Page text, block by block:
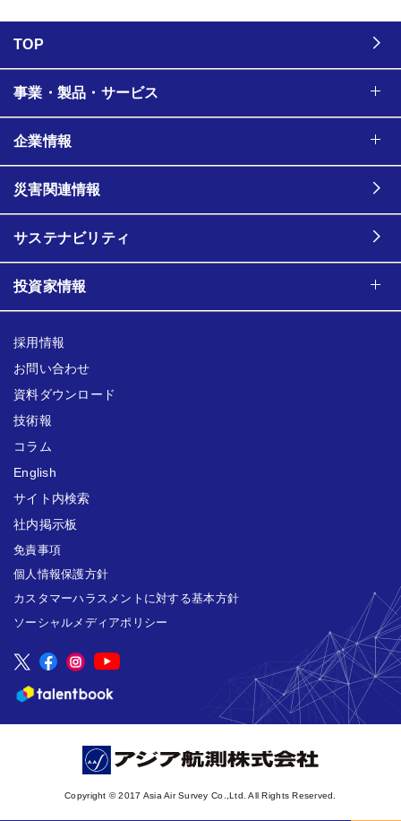
TOP
事業・製品・サービス
企業情報
災害関連情報
サステナビリティ
投資家情報
採用情報
お問い合わせ
資料ダウンロード
技術報
コラム
English
サイト内検索
社内掲示板
免責事項
個人情報保護方針
カスタマーハラスメントに対する基本方針
ソーシャルメディアポリシー
Copyright © 2017 Asia Air Survey Co.,Ltd. All Rights Reserved.